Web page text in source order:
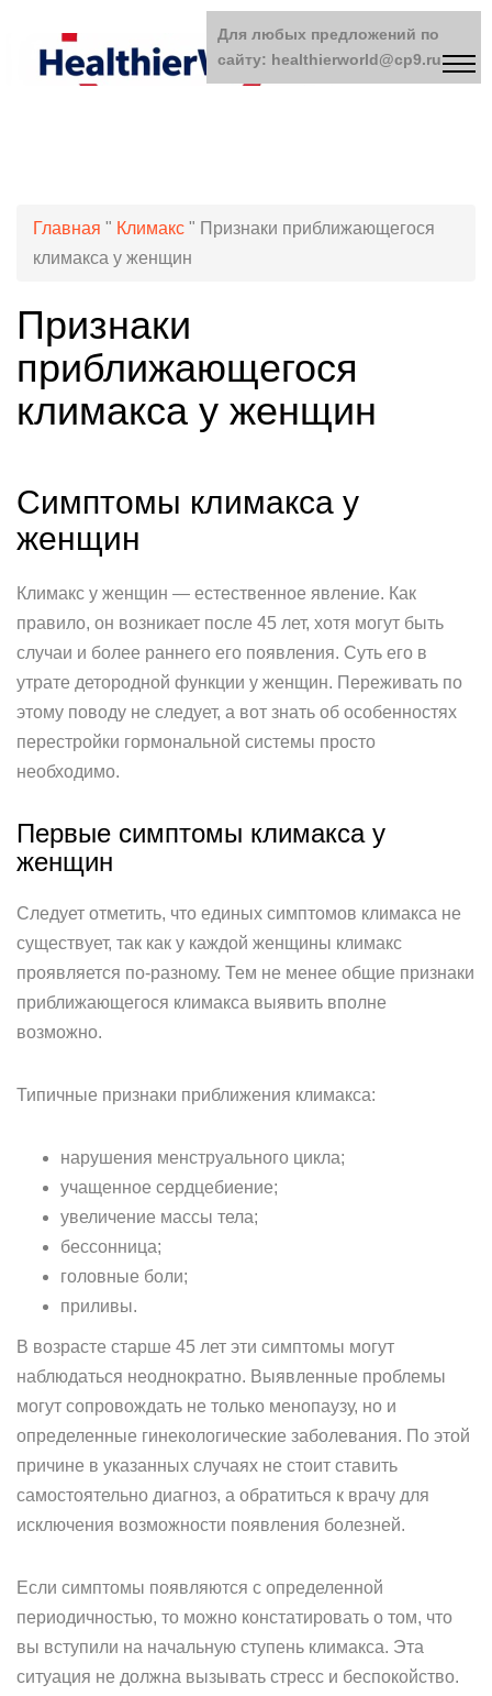
Главная " Климакс " Признаки приближающегося
климакса у женщин
Признаки
приближающегося
климакса у женщин
Симптомы климакса у
женщин
Климакс у женщин — естественное явление. Как
правило, он возникает после 45 лет, хотя могут быть
случаи и более раннего его появления. Суть его в
утрате детородной функции у женщин. Переживать по
этому поводу не следует, а вот знать об особенностях
перестройки гормональной системы просто
необходимо.
Первые симптомы климакса у
женщин
Следует отметить, что единых симптомов климакса не
существует, так как у каждой женщины климакс
проявляется по-разному. Тем не менее общие признаки
приближающегося климакса выявить вполне
возможно.
Типичные признаки приближения климакса:
нарушения менструального цикла;
учащенное сердцебиение;
увеличение массы тела;
бессонница;
головные боли;
приливы.
В возрасте старше 45 лет эти симптомы могут
наблюдаться неоднократно. Выявленные проблемы
могут сопровождать не только менопаузу, но и
определенные гинекологические заболевания. По этой
причине в указанных случаях не стоит ставить
самостоятельно диагноз, а обратиться к врачу для
исключения возможности появления болезней.
Если симптомы появляются с определенной
периодичностью, то можно констатировать о том, что
вы вступили на начальную ступень климакса. Эта
ситуация не должна вызывать стресс и беспокойство.
Для любых предложений по
сайту: healthierworld@cp9.ru